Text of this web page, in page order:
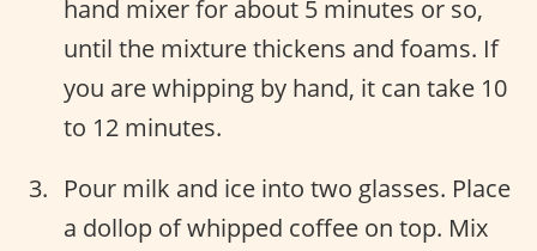
hand mixer for about 5 minutes or so,
until the mixture thickens and foams. If
you are whipping by hand, it can take 10
to 12 minutes.
Pour milk and ice into two glasses. Place
a dollop of whipped coffee on top. Mix